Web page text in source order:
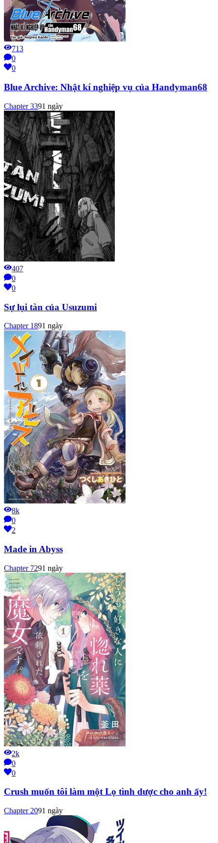
713
0
0
Blue Archive: Nhật kí nghiệp vụ của Handyman68
Chapter3391 ngày
407
0
0
Sự lụi tàn của Usuzumi
Chapter 1891 ngày
8k
0
2
Made in Abyss
Chapter 7291 ngày
2k
0
0
Crush muốn tôi làm một Lọ tình dược cho anh ấy!
Chapter 2091 ngày